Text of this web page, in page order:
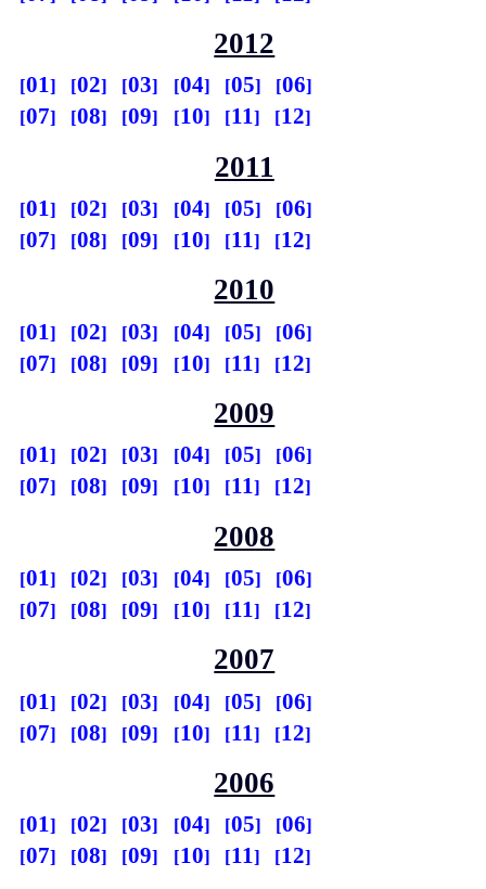
2012
01 02 03 04 05
06
07
08 09 10 11 12
2011
01 02 03 04 05
06
07
08 09 10 11 12
2010
01 02 03 04 05
06
07
08 09 10 11 12
2009
01 02 03 04 05
06
07
08 09 10 11 12
2008
01 02 03 04 05
06
07
08 09 10 11 12
2007
01 02 03 04 05
06
07
08 09 10 11 12
2006
01 02 03 04 05
06
07
08 09 10 11 12